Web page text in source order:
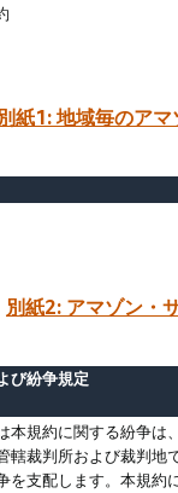
別紙1: 地域毎のア
別紙2: アマゾン・
び紛争規定
本規約に関する紛争
轄裁判所および裁判
を支配します。本規